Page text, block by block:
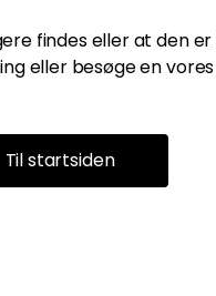
findes eller at den
eller besøge en
Til startsiden